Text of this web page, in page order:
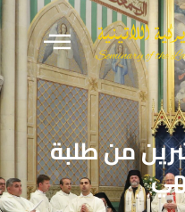
من طلبة